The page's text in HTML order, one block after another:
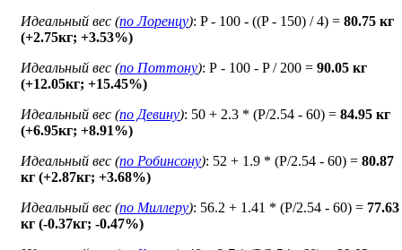
Идеальный вес (по Лоренцу): P - 100 - ((P - 150) / 4) = 80.75 кг
(+2.75кг; +3.53%)
Идеальный вес (по Поттону): Р - 100 - P / 200 = 90.05 кг
(+12.05кг; +15.45%)
Идеальный вес (по Девину): 50 + 2.3 * (P/2.54 - 60) = 84.95 кг
(+6.95кг; +8.91%)
Идеальный вес (по Робинсону): 52 + 1.9 * (P/2.54 - 60) = 80.87
кг (+2.87кг; +3.68%)
Идеальный вес (по Миллеру): 56.2 + 1.41 * (P/2.54 - 60) = 77.63
кг (-0.37кг; -0.47%)